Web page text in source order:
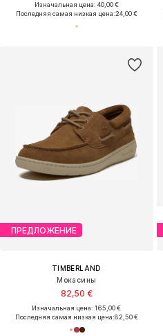
Изначальная цена: 40,00 €
Последняя самая низкая цена:24,00 €
ПРЕДЛОЖЕНИЕ
TIMBERLAND
Мокасины
82,50 €
Изначальная цена: 165,00 €
Последняя самая низкая цена:82,50 €